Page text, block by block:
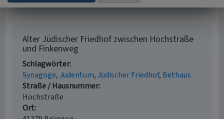
Alter Jüdischer Friedhof zwischen Hochstraße
und Finkenweg
Schlagwörter
Synagoge Judentum Jüdischer Friedhof Bethaus
Straße / Hausnummer
Hochstraße
Ort